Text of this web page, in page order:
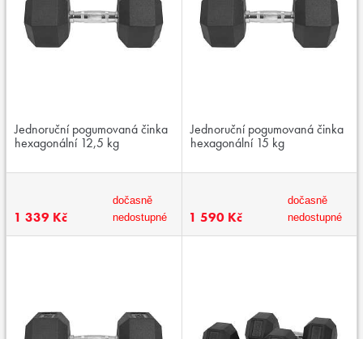
Jednoruční pogumovaná činka
hexagonální 12,5 kg
1 339 Kč
dočasně
nedostupné
Jednoruční pogumovaná činka
hexagonální 15 kg
1 590 Kč
dočasně
nedostupné